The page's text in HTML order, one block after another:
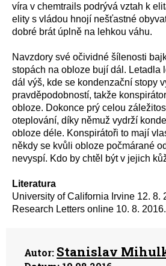
víra v chemtrails podrývá vztah k
elity s vládou hnojí nešťastné
dobré brát úplně na lehkou váhu.
Navzdory své očividné šílenosti
stopách na obloze bují dál. Letadla
dál výš, kde se kondenzační stopy
pravděpodobností, takže
obloze. Dokonce prý celou
oteplování, díky němuž vydrží
obloze déle. Konspirátoři to mají
někdy se kvůli obloze počmárané
nevyspí. Kdo by chtěl být v jejich
Literatura
University of California Irvine 12. 8.
Research Letters online 10. 8. 2016.
Autor: Stanislav